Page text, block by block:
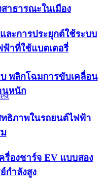
าธารณะในเมือง
ละการประยุกต์ใช้ระบบ
าที่ใช้แบตเตอรี่
พลิกโฉมการขับเคลื่อน
นหนัก
ธิภาพในรถยนต์ไฟฟ้า
รื่องชาร์จ EV แบบสอง
กำลังสูง